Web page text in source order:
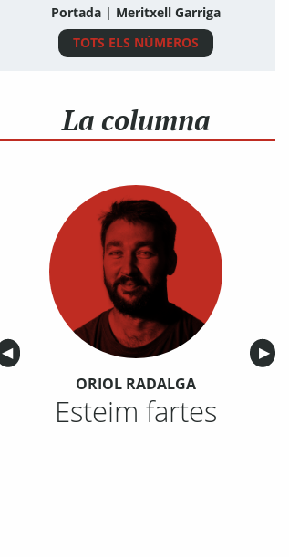
Portada | Meritxell Garriga
TOTS ELS NÚMEROS
La columna
Anterior
◀︎ ▶︎
ORIOL RADALGA
Esteim fartes